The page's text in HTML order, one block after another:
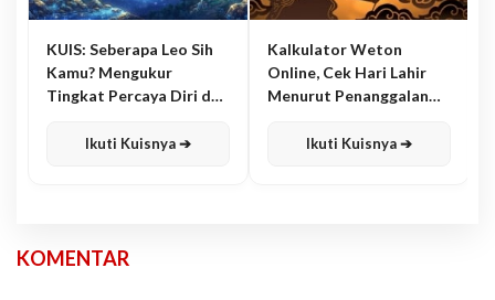
KUIS: Seberapa Leo Sih
Kamu? Mengukur
Tingkat Percaya Diri dan
Ikuti Kuisnya ➔
Kalkulator Weton
Online, Cek Hari Lahir
Menurut Penanggalan
Ikuti Kuisnya ➔
KOMENTAR